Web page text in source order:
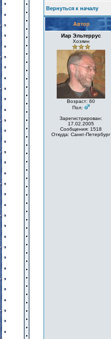
Вернуться к началу
Автор
Иар Эльтеррус
Хозяин
Возраст: 60
Пол:
Зарегистрирован:
17.02.2005
Сообщения: 1518
Откуда: Санкт-Петербург